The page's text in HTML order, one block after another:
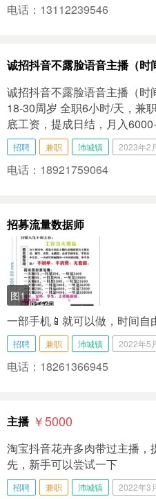
电话：13112239546
诚招抖音不露脸语音主播（时
诚招抖音不露脸语音主播（时
18-30周岁 全职6小时/天，兼
底工资，提成日结，月入
招聘 兼职 沛城镇 2023年2
电话：18921759064
招募流量数据师
图1
一部手机📱就可以做，时间自
招聘 兼职 沛城镇 2022年5
电话：18261366945
主播 ￥5000
淘宝抖音花卉多肉带过主播
先，新手可以尝试一下
招聘 兼职 沛城镇 2022年3